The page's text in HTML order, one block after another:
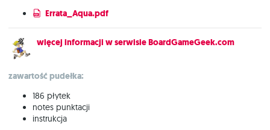
Errata_Aqua.pdf
więcej informacji w serwisie BoardGameGeek.com
zawartość pudełka:
186 płytek
notes punktacji
instrukcja